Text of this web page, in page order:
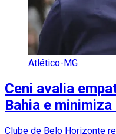
Atlético-MG
Ceni avalia
Bahia e
Clube de Belo Horizonte